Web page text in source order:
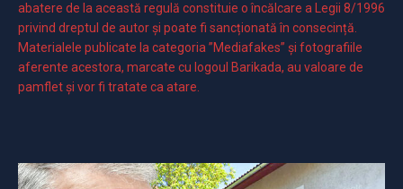
abatere de la această regulă constituie o încălcare a Legii 8/1996
privind dreptul de autor și poate fi sancționată în consecință.
Materialele publicate la categoria ”Mediafakes” și fotografiile
aferente acestora, marcate cu logoul Barikada, au valoare de
pamflet și vor fi tratate ca atare.